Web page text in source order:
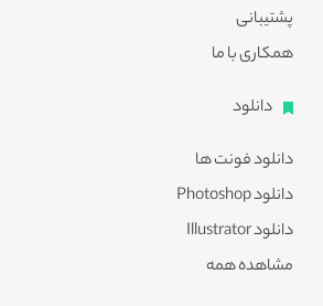
پشتیبانی
همکاری با ما
دانلود
دانلود فونت ها
دانلود Photoshop
دانلود Illustrator
مشاهده همه